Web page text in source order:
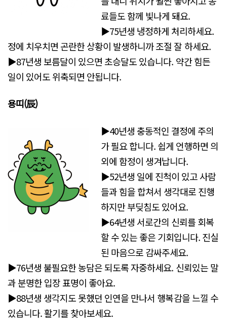
료들도 함께 빛나게 돼요.
▶75년생 냉정하게 처리하세요.
정에 치우치면 곤란한 상황이 발생하니까 조절 잘 하세요.
▶87년생 보름달이 있으면 초승달도 있습니다. 약간 힘든
일이 있어도 위축되면 안됩니다.
용띠(辰)
▶40년생 충동적인 결정에 주의
가 필요 합니다. 쉽게 언행하면 의
외에 함정이 생겨납니다.
▶52년생 일에 진척이 있고 사람
들과 힘을 합쳐서 생각대로 진행
하지만 부딪침도 있어요.
▶64년생 서로간의 신뢰를 회복
할 수 있는 좋은 기회입니다. 진실
된 마음으로 감싸주세요.
▶76년생 불필요한 농담은 되도록 자중하세요. 신뢰있는 말
과 분명한 입장 표명이 좋아요.
▶88년생 생각지도 못했던 인연을 만나서 행복감을 느낄 수
있습니다. 활기를 찾아보세요.